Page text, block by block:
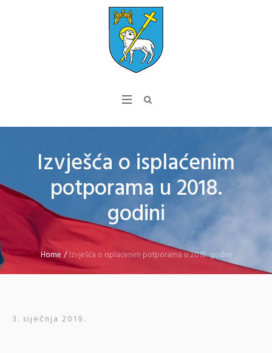
Izvješća o isplaćenim
potporama u 2018.
godini
Home/Izvješća o isplaćenim potporama u 2018. godini
3. siječnja 2019.